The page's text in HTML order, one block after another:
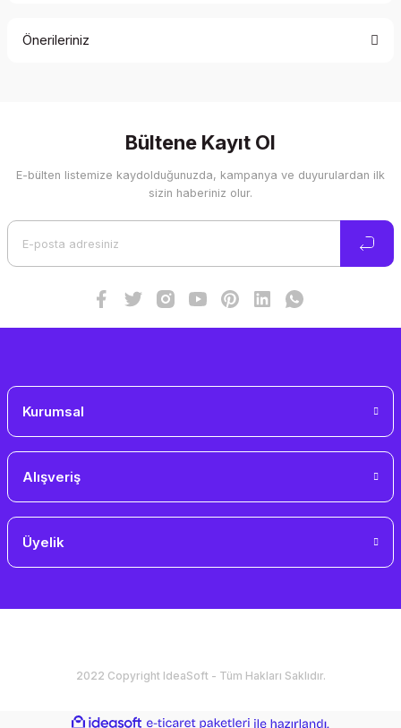
Önerileriniz
Görüş ve önerileriniz için teşekkür ederiz.
Ürün resmi kalitesiz, bozuk veya görüntülenemiyor.
Bültene Kayıt Ol
E-bülten listemize kaydolduğunuzda, kampanya ve duyurulardan ilk
sizin haberiniz olur.
Kurumsal
Alışveriş
Üyelik
2022 Copyright IdeaSoft - Tüm Hakları Saklıdır.
ideasoft e-